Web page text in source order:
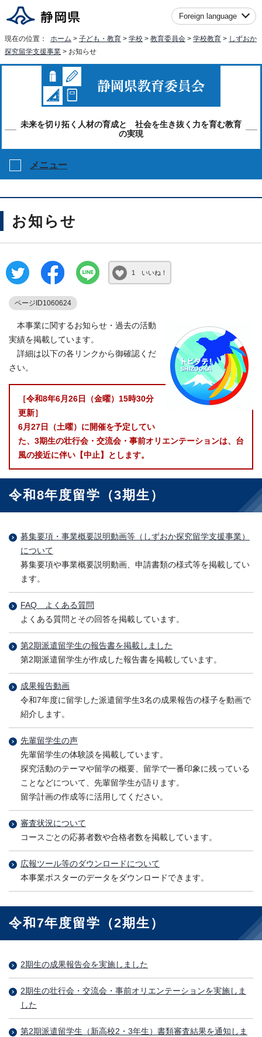
Foreign language
現在の位置： ホーム > 子ども・教育 > 学校 > 教育委員会 > 学校教育 > しずおか
探究留学支援事業 > お知らせ
未来を切り拓く人材の育成と 社会を生き抜く力を育む教育
の実現
メニュー
お知らせ
1 いいね！
ページID1060624
本事業に関するお知らせ・過去の活動
実績を掲載しています。
詳細は以下の各リンクから御確認くだ
さい。
［令和8年6月26日（金曜）15時30分
更新］
6月27日（土曜）に開催を予定してい
た、3期生の壮行会・交流会・事前オリエンテーションは、台
風の接近に伴い【中止】とします。
令和8年度留学（3期生）
募集要項・事業概要説明動画等（しずおか探究留学支援事業）
について
募集要項や事業概要説明動画、申請書類の様式等を掲載してい
ます。
FAQ よくある質問
よくある質問とその回答を掲載しています。
第2期派遣留学生の報告書を掲載しました
第2期派遣留学生が作成した報告書を掲載しています。
成果報告動画
令和7年度に留学した派遣留学生3名の成果報告の様子を動画で
紹介します。
先輩留学生の声
先輩留学生の体験談を掲載しています。
探究活動のテーマや留学の概要、留学で一番印象に残っている
ことなどについて、先輩留学生が語ります。
留学計画の作成等に活用してください。
審査状況について
コースごとの応募者数や合格者数を掲載しています。
広報ツール等のダウンロードについて
本事業ポスターのデータをダウンロードできます。
令和7年度留学（2期生）
2期生の成果報告会を実施しました
2期生の壮行会・交流会・事前オリエンテーションを実施しま
した
第2期派遣留学生（新高校2・3年生）書類審査結果を通知しま